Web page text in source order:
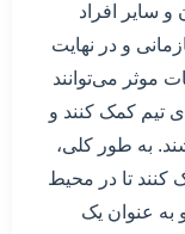
و سایر افراد
و در نهایت
موثر می‌توانند
تیم کمک کنند و
به طور کلی،
کنند تا در محیط
به عنوان یک